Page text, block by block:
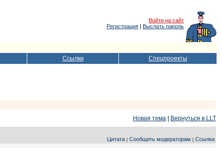
Войти на сайт
Регистрация | Выслать пароль
Ссылки Спецпроекты
Новая тема
Вернуться в LLT
Цитата | Сообщить модераторам | Ссылка